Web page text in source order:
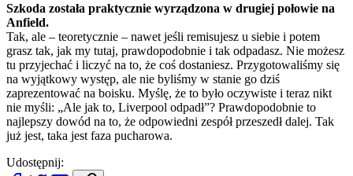
Szkoda została praktycznie wyrządzona w drugiej połowie na
Anfield.
Tak, ale – teoretycznie – nawet jeśli remisujesz u siebie i potem
grasz tak, jak my tutaj, prawdopodobnie i tak odpadasz. Nie możesz
tu przyjechać i liczyć na to, że coś dostaniesz. Przygotowaliśmy się
na wyjątkowy występ, ale nie byliśmy w stanie go dziś
zaprezentować na boisku. Myślę, że to było oczywiste i teraz nikt
nie myśli: „Ale jak to, Liverpool odpadł”? Prawdopodobnie to
najlepszy dowód na to, że odpowiedni zespół przeszedł dalej. Tak
już jest, taka jest faza pucharowa.
Udostępnij: